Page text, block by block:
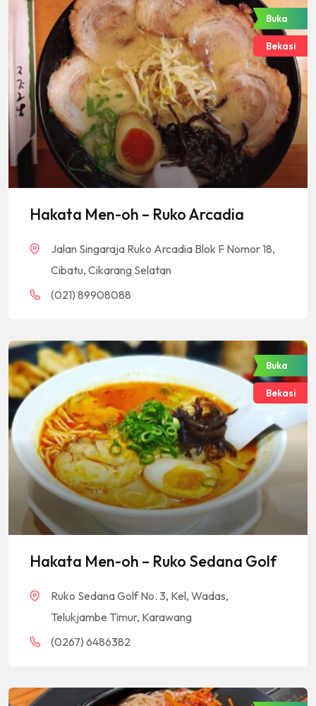
Buka
Bekasi
Hakata Men-oh – Ruko Arcadia
Jalan Singaraja Ruko Arcadia Blok F Nomor 18,
Cibatu, Cikarang Selatan
(021) 89908088
Buka
Bekasi
Hakata Men-oh – Ruko Sedana Golf
Ruko Sedana Golf No. 3, Kel, Wadas,
Telukjambe Timur, Karawang
(0267) 6486382